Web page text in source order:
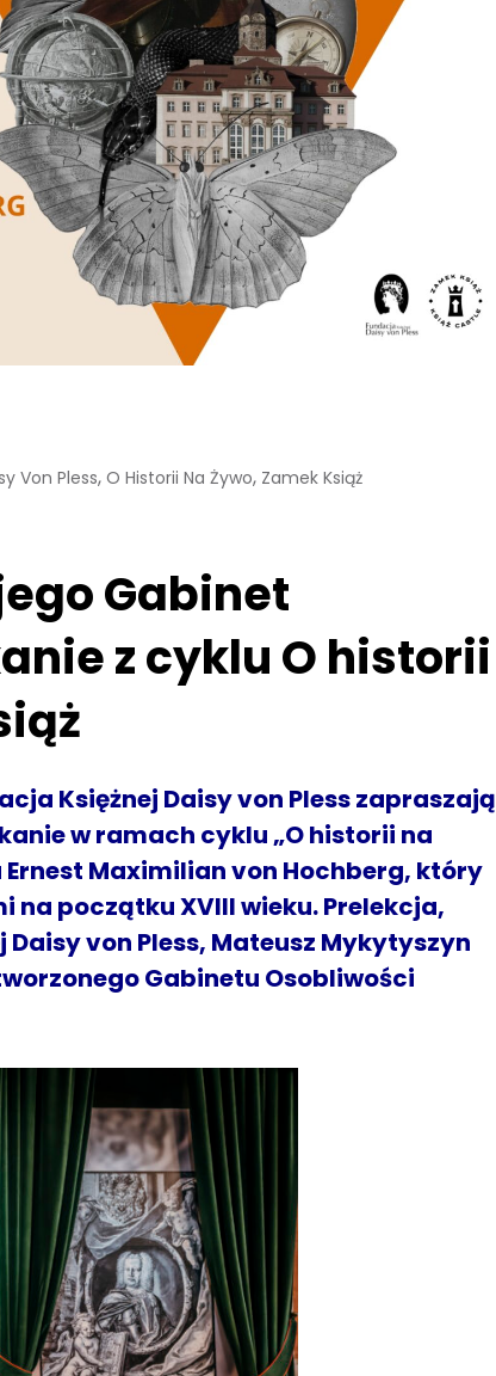
Von Pless, O Historii Na Żywo, Zamek Książ
Gabinet
z cyklu O historii
Księżnej Daisy von Pless zapraszają
w ramach cyklu „O historii na
Maximilian von Hochberg, który
na początku XVIII wieku. Prelekcja,
von Pless, Mateusz Mykytyszyn
Gabinetu Osobliwości